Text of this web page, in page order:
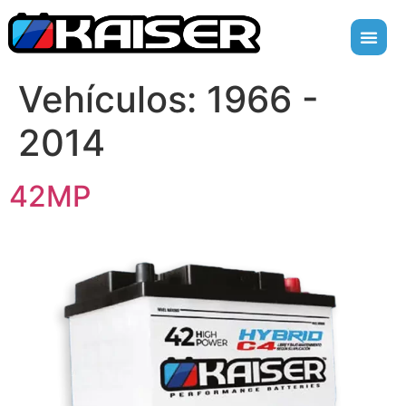
Vehículos: 1966 -
2014
42MP